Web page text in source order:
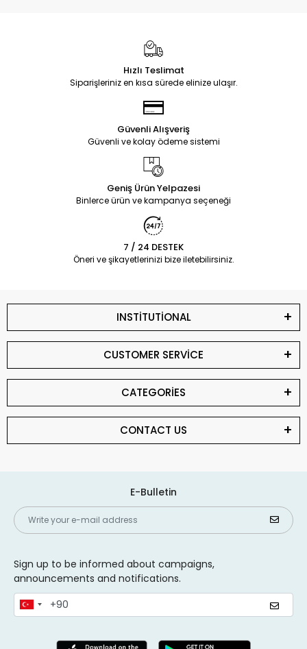
Hızlı Teslimat
Siparişleriniz en kısa sürede elinize ulaşır.
Güvenli Alışveriş
Güvenli ve kolay ödeme sistemi
Geniş Ürün Yelpazesi
Binlerce ürün ve kampanya seçeneği
7 / 24 DESTEK
Öneri ve şikayetlerinizi bize iletebilirsiniz.
INSTİTUTİONAL
CUSTOMER SERVİCE
CATEGORİES
CONTACT US
E-Bulletin
Sign up to be informed about campaigns,
announcements and notifications.